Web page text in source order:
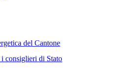
del Cantone
consiglieri di Stato